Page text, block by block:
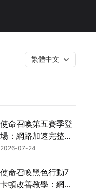
繁體中文
使命召喚第五賽季登
場：網路加速完整攻
略！
2026-07-24
使命召喚黑色行動7
卡頓改善教學：網路